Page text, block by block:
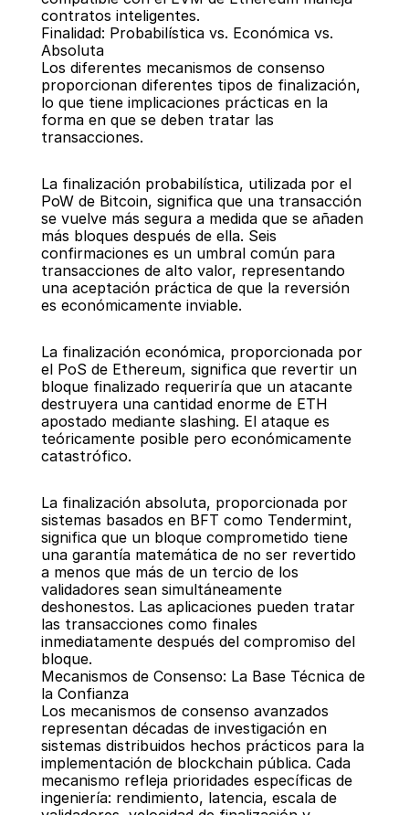
contratos inteligentes.
Finalidad: Probabilística vs. Económica vs.
Absoluta
Los diferentes mecanismos de consenso
proporcionan diferentes tipos de finalización,
lo que tiene implicaciones prácticas en la
forma en que se deben tratar las
transacciones.
La finalización probabilística, utilizada por el
PoW de Bitcoin, significa que una transacción
se vuelve más segura a medida que se añaden
más bloques después de ella. Seis
confirmaciones es un umbral común para
transacciones de alto valor, representando
una aceptación práctica de que la reversión
es económicamente inviable.
La finalización económica, proporcionada por
el PoS de Ethereum, significa que revertir un
bloque finalizado requeriría que un atacante
destruyera una cantidad enorme de ETH
apostado mediante slashing. El ataque es
teóricamente posible pero económicamente
catastrófico.
La finalización absoluta, proporcionada por
sistemas basados en BFT como Tendermint,
significa que un bloque comprometido tiene
una garantía matemática de no ser revertido
a menos que más de un tercio de los
validadores sean simultáneamente
deshonestos. Las aplicaciones pueden tratar
las transacciones como finales
inmediatamente después del compromiso del
bloque.
Mecanismos de Consenso: La Base Técnica de
la Confianza
Los mecanismos de consenso avanzados
representan décadas de investigación en
sistemas distribuidos hechos prácticos para la
implementación de blockchain pública. Cada
mecanismo refleja prioridades específicas de
ingeniería: rendimiento, latencia, escala de